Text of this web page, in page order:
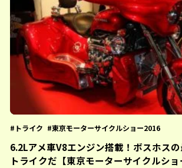
トライク 東京モーターサイクルショー2016
6.2Lアメ車V8エンジン搭載！ボスホス
トライクだ【東京モーターサイクルショ